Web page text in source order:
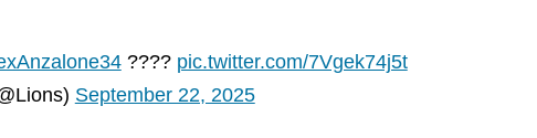
????️ pic.twitter.com/7Vgek74j5t
September 22, 2025